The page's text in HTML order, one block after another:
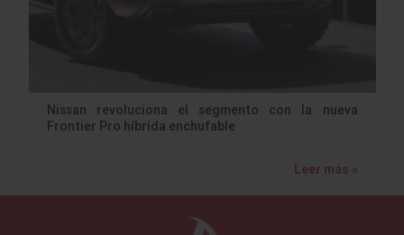
Nissan revoluciona el segmento con la nueva
Frontier Pro híbrida enchufable
Leer más »